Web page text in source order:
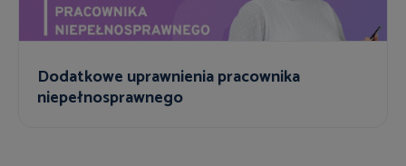
Dodatkowe uprawnienia pracownika
niepełnosprawnego